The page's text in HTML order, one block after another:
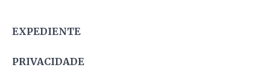
EXPEDIENTE
PRIVACIDADE